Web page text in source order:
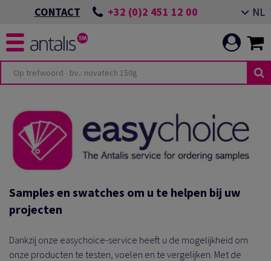
CONTACT +32 (0)2 451 12 00 NL
Samples en swatches om u te helpen bij uw
projecten
Dankzij onze easychoice-service heeft u de mogelijkheid om
onze producten te testen, voelen en te vergelijken. Met de